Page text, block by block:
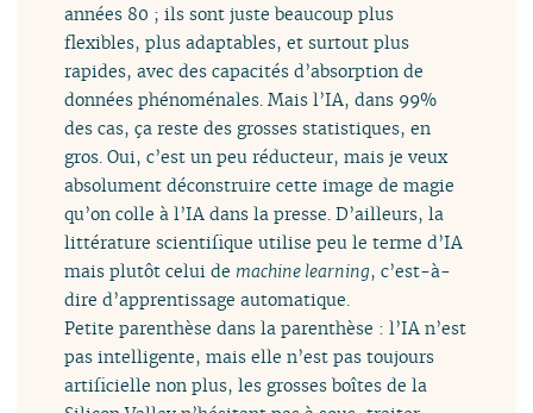
années 80 ; ils sont juste beaucoup plus
flexibles, plus adaptables, et surtout plus
rapides, avec des capacités d’absorption de
données phénoménales. Mais l’IA, dans 99%
des cas, ça reste des grosses statistiques, en
gros. Oui, c’est un peu réducteur, mais je veux
absolument déconstruire cette image de magie
qu’on colle à l’IA dans la presse. D’ailleurs, la
littérature scientifique utilise peu le terme d’IA
mais plutôt celui de machine learning, c’est-à-
dire d’apprentissage automatique.
Petite parenthèse dans la parenthèse : l’IA n’est
pas intelligente, mais elle n’est pas toujours
artificielle non plus, les grosses boîtes de la